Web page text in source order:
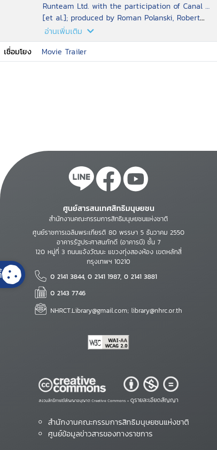
Runteam Ltd. with the participation of Canal ...
[et al.]; produced by Roman Polanski, Robert
Benmussa, Alain Sarde; screenplay by Ronald
Harwood
อ่านเพิ่มเติม
เชื่อมโยง
Movie Trailer
ศูนย์สารสนเทศสิทธิมนุษยชน
สำนักงานคณะกรรมการสิทธิมนุษยชนแห่งชาติ
ศูนย์ราชการเฉลิมพระเกียรติ 80 พรรษา 5 ธันวาคม 2550
อาคารรัฐประศาสนภักดี (อาคารบี) ชั้น 7
120 หมู่ที่ 3 ถนนแจ้งวัฒนะ แขวงทุ่งสองห้อง เขตหลักสี่
กรุงเทพฯ 10210
0 2141 3844, 0 2141 1987, 0 2141 3881
0 2143 7746
NHRCT.Library@gmail.com; library@nhrc.or.th
สงวนสิทธิ์ภายใต้สัญญาอนุญาต Creative Commons • ดูรายละเอียดสัญญา
สำนักงานคณะกรรมการสิทธิมนุษยชนแห่งชาติ
ศูนย์ข้อมูลข่าวสารของทางราชการ